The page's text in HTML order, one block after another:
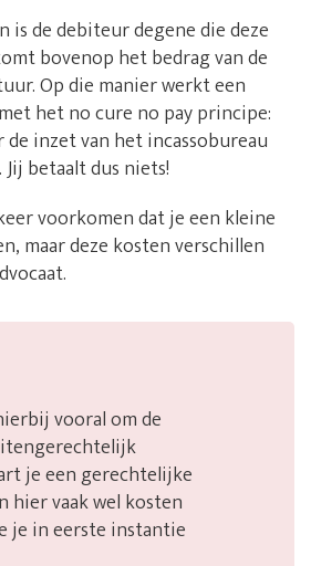
is de debiteur degene die deze
bovenop het bedrag van de
Op die manier werkt een
het no cure no pay principe:
inzet van het incassobureau
betaalt dus niets!
voorkomen dat je een kleine
maar deze kosten verschillen
vooral om de
je een gerechtelijke
hier vaak wel kosten
je in eerste instantie